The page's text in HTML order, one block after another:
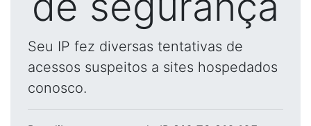
Seu IP fez diversas tentativas de
acessos suspeitos a sites hospedados
conosco.